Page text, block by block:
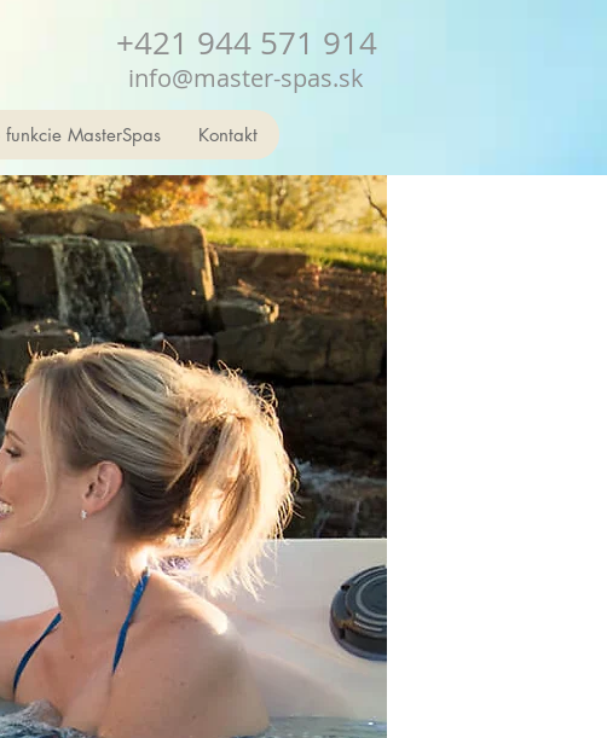
+421 944 571 914
info@master-spas.sk
funkcie MasterSpas Kontakt